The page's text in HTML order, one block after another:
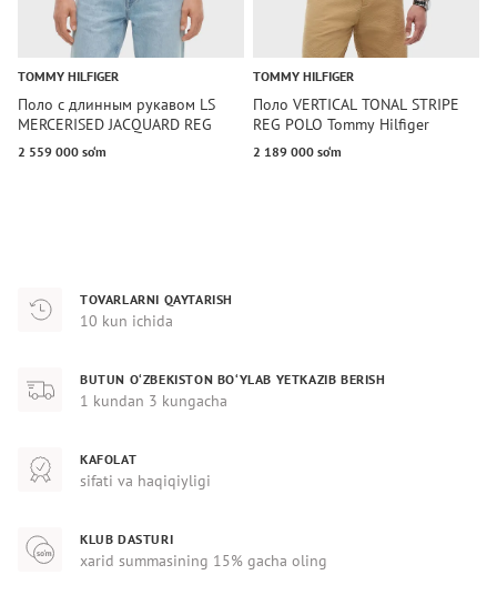
TOMMY HILFIGER
Поло с длинным рукавом LS
MERCERISED JACQUARD REG
POLO Tommy Hilfiger
2 559 000 so‘m
TOMMY HILFIGER
Поло VERTICAL TONAL STRIPE
REG POLO Tommy Hilfiger
2 189 000 so‘m
TOVARLARNI QAYTARISH
10 kun ichida
BUTUN O‘ZBEKISTON BO‘YLAB YETKAZIB BERISH
1 kundan 3 kungacha
KAFOLAT
sifati va haqiqiyligi
KLUB DASTURI
xarid summasining 15% gacha oling